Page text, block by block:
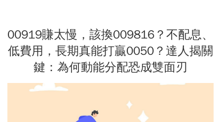
00919賺太慢，該換009816？不配息、
低費用，長期真能打贏0050？達人揭關
鍵：為何動能分配恐成雙面刃